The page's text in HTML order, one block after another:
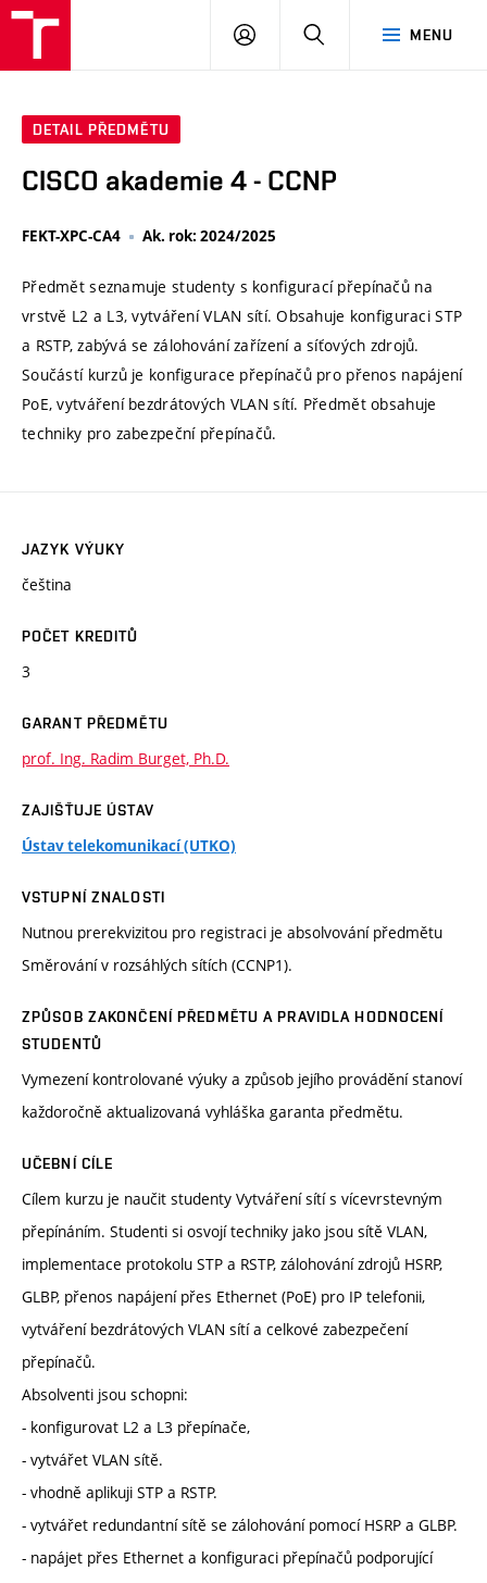
MENU
PŘIHLÁSIT
DETAIL PŘEDMĚTU
CISCO akademie 4 - CCNP
FEKT-XPC-CA4 Ak. rok: 2024/2025
Předmět seznamuje studenty s konfigurací přepínačů na
vrstvě L2 a L3, vytváření VLAN sítí. Obsahuje konfiguraci STP
a RSTP, zabývá se zálohování zařízení a síťových zdrojů.
Součástí kurzů je konfigurace přepínačů pro přenos napájení
PoE, vytváření bezdrátových VLAN sítí. Předmět obsahuje
techniky pro zabezpeční přepínačů.
JAZYK VÝUKY
čeština
POČET KREDITŮ
3
GARANT PŘEDMĚTU
prof. Ing. Radim Burget, Ph.D.
ZAJIŠŤUJE ÚSTAV
Ústav telekomunikací (UTKO)
VSTUPNÍ ZNALOSTI
Nutnou prerekvizitou pro registraci je absolvování předmětu
Směrování v rozsáhlých sítích (CCNP1).
ZPŮSOB ZAKONČENÍ PŘEDMĚTU A PRAVIDLA HODNOCENÍ
STUDENTŮ
Vymezení kontrolované výuky a způsob jejího provádění stanoví
každoročně aktualizovaná vyhláška garanta předmětu.
UČEBNÍ CÍLE
Cílem kurzu je naučit studenty Vytváření sítí s vícevrstevným
přepínáním. Studenti si osvojí techniky jako jsou sítě VLAN,
implementace protokolu STP a RSTP, zálohování zdrojů HSRP,
GLBP, přenos napájení přes Ethernet (PoE) pro IP telefonii,
vytváření bezdrátových VLAN sítí a celkové zabezpečení
přepínačů.
Absolventi jsou schopni:
- konfigurovat L2 a L3 přepínače,
- vytvářet VLAN sítě.
- vhodně aplikuji STP a RSTP.
- vytvářet redundantní sítě se zálohování pomocí HSRP a GLBP.
- napájet přes Ethernet a konfiguraci přepínačů podporující